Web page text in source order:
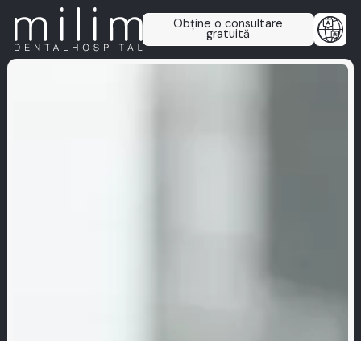
Obține o consultare
gratuită